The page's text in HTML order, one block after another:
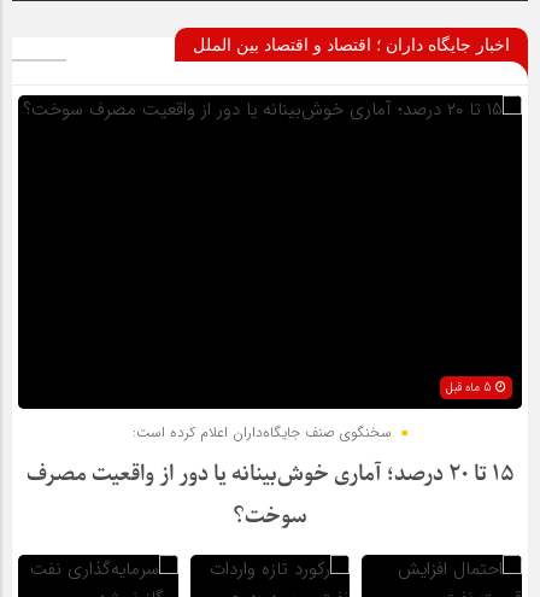
اخبار جایگاه داران ؛ اقتصاد و اقتصاد بین الملل
سخنگوی صنف جایگاه‌داران اعلام کرده است:
۱۵ تا ۲۰ درصد؛ آماری خوش‌بینانه یا دور از واقعیت مصرف
سوخت؟